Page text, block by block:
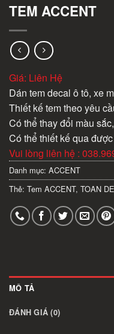
TEM ACCENT
Giá: Liên Hệ
Dán tem decal ô tô, xe
Thiết kế tem theo yêu
Có thể thay đổi màu
Có thể thiết kế qua
Vui lòng liên hệ :
Danh mục: ACCENT
Thẻ: Tem ACCENT, TOAN
MÔ TẢ
ĐÁNH GIÁ (0)